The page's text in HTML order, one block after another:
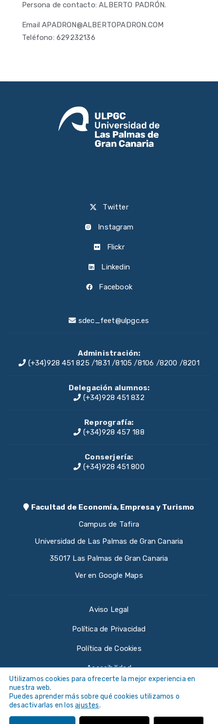
Persona de contacto: ALBERTO PADRÓN.
Email APADRON@ALBERTOPADRON.COM
Teléfono: 629232136
Twitter
Instagram
Flickr
Linkedin
Facebook
sdec_feet@ulpgc.es
Administración:
(+34)928 451 825 /1831/8105 /8106 /8200 /8201
Delegación alumnos:
(+34)928 451 832
Reprografía:
(+34)928 457 188
Conserjería:
(+34)928 451 800
Facultad de Economía, Empresa y Turismo
Campus de Tafira
Universidad de Las Palmas de Gran Canaria
35017 Las Palmas de Gran Canaria
Ver en Google Maps
Aviso Legal
Política de Privacidad
Política de Cookies
Accesibilidad
©Universidad de Las Palmas de Gran Canaria ·
Utilizamos cookies para ofrecerte la mejor experiencia en
nuestra web.
Puedes aprender más sobre qué cookies utilizamos o
desactivarlas en losajustes.